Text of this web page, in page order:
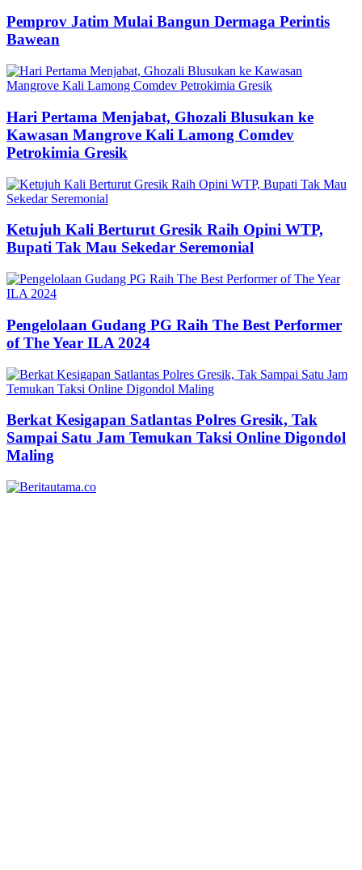
Pemprov Jatim Mulai Bangun Dermaga Perintis
Bawean
Hari Pertama Menjabat, Ghozali Blusukan ke
Kawasan Mangrove Kali Lamong Comdev
Petrokimia Gresik
Ketujuh Kali Berturut Gresik Raih Opini WTP,
Bupati Tak Mau Sekedar Seremonial
Pengelolaan Gudang PG Raih The Best Performer
of The Year ILA 2024
Berkat Kesigapan Satlantas Polres Gresik, Tak
Sampai Satu Jam Temukan Taksi Online Digondol
Maling